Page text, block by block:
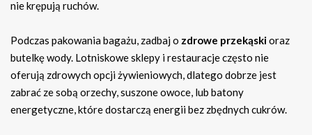
nie krępują ruchów.
Podczas pakowania bagażu, zadbaj o zdrowe przekąskioraz
butelkę wody. Lotniskowe sklepy i restauracje często nie
oferują zdrowych opcji żywieniowych, dlatego dobrze jest
zabrać ze sobą orzechy, suszone owoce, lub batony
energetyczne, które dostarczą energii bez zbędnych cukrów.